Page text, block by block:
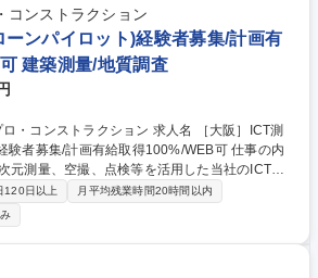
性の高い家具づくりに挑戦できる環境！ 募集
作家具デザイナー/年休125日/転勤無/創業170
コンストラクション
ーンパイロット)経験者募集/計画有
建築測量/地質調査
ラクション 求人名 ［大阪］ICT測
募集/計画有給取得100%/WEB可 仕事の内
元測量、空撮、点検等を活用した当社のICT事
ていただきます。 注目の最新技術を駆
歩先へ行きませんか？ 【点検事例】建物：高所
や壁面のヒビや構造物異常を検出。プラント：
の錆や腐食の劣化状況を検出。インフラ：マン
・ヒビや、配管の錆や腐食を検出。その他、橋
120日以上
月平均残業時間20時間以内